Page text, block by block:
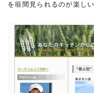
を垣間見られるのが楽し